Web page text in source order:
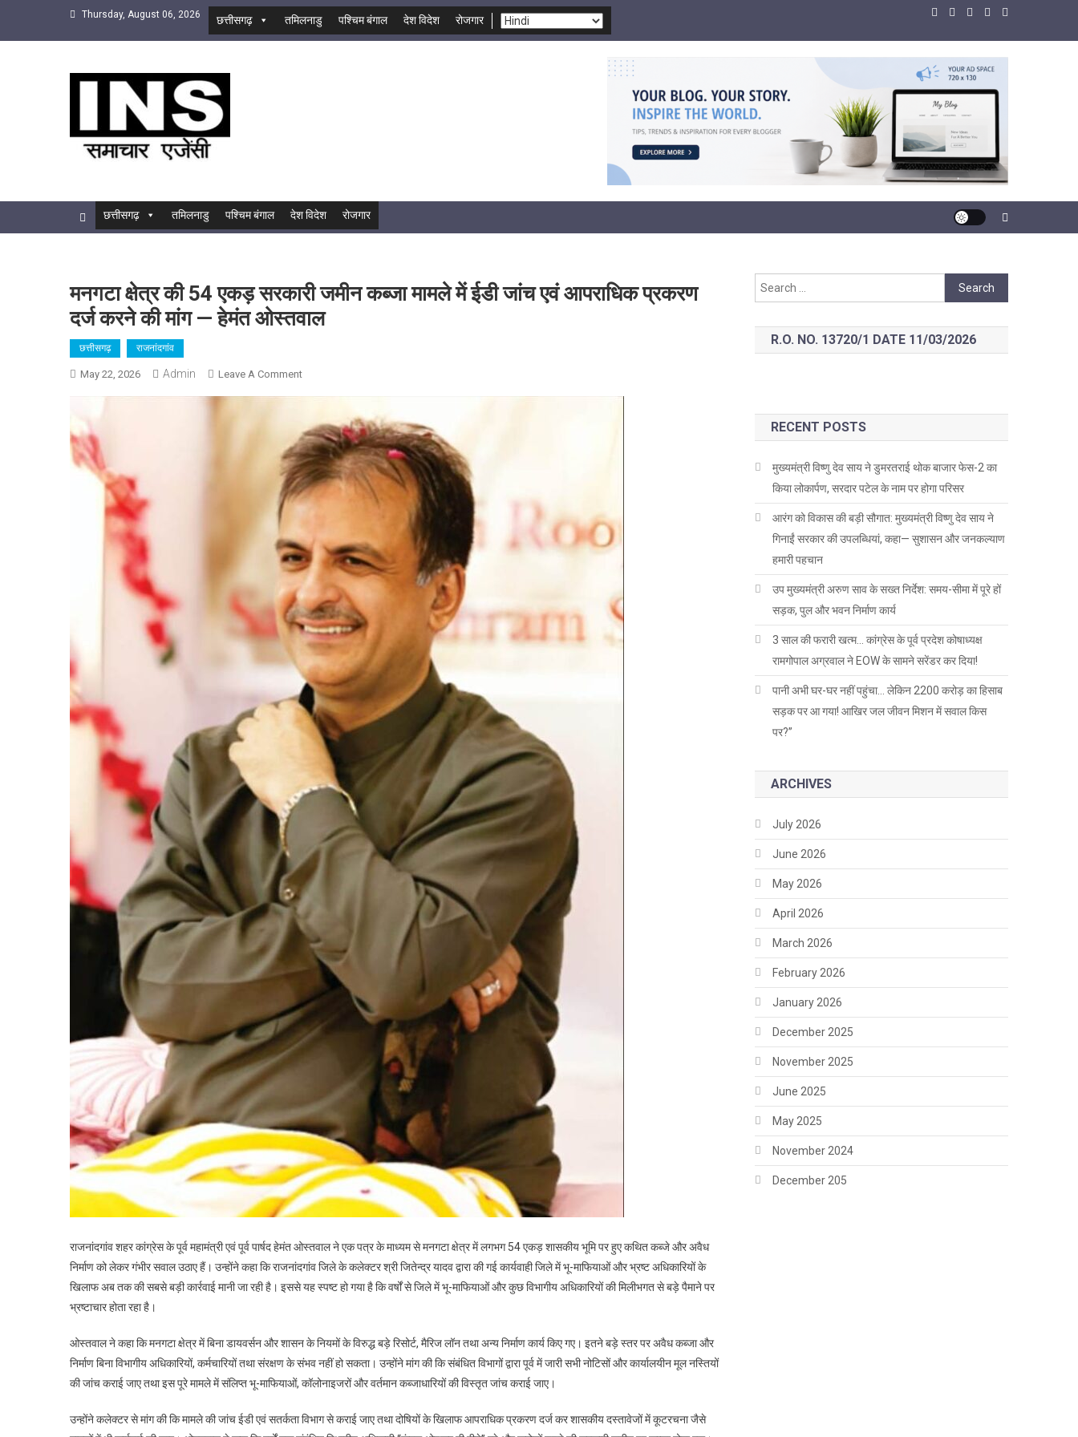
Thursday, August 06, 2026 छत्तीसगढ़ तमिलनाडु पश्चिम बंगाल देश विदेश रोजगार
छत्तीसगढ़ तमिलनाडु पश्चिम बंगाल देश विदेश रोजगार
मनगटा क्षेत्र की 54 एकड़ सरकारी जमीन कब्जा मामले में ईडी जांच एवं आपराधिक प्रकरण
दर्ज करने की मांग — हेमंत ओस्तवाल
छत्तीसगढ़ राजनांदगांव
May 22, 2026 Admin Leave A CommentOn
की
54
एकड़
सरकारी
जमीन
मामले
में
ईडी
जांच
एवं
आपराधिक
प्रकरण
दर्ज
करने
की
मांग
ओस्तवाल
राजनांदगांव शहर कांग्रेस के पूर्व महामंत्री एवं पूर्व पार्षद हेमंत ओस्तवाल ने एक पत्र के माध्यम से मनगटा क्षेत्र में लगभग 54 एकड़ शासकीय भूमि पर हुए कथित कब्जे और अवैध
निर्माण को लेकर गंभीर सवाल उठाए हैं। उन्होंने कहा कि राजनांदगांव जिले के कलेक्टर श्री जितेन्द्र यादव द्वारा की गई कार्यवाही जिले में भू-माफियाओं और भ्रष्ट अधिकारियों के
खिलाफ अब तक की सबसे बड़ी कार्रवाई मानी जा रही है। इससे यह स्पष्ट हो गया है कि वर्षों से जिले में भू-माफियाओं और कुछ विभागीय अधिकारियों की मिलीभगत से बड़े पैमाने पर
भ्रष्टाचार होता रहा है।
ओस्तवाल ने कहा कि मनगटा क्षेत्र में बिना डायवर्सन और शासन के नियमों के विरुद्ध बड़े रिसोर्ट, मैरिज लॉन तथा अन्य निर्माण कार्य किए गए। इतने बड़े स्तर पर अवैध कब्जा और
निर्माण बिना विभागीय अधिकारियों, कर्मचारियों तथा संरक्षण के संभव नहीं हो सकता। उन्होंने मांग की कि संबंधित विभागों द्वारा पूर्व में जारी सभी नोटिसों और कार्यालयीन मूल नस्तियों
की जांच कराई जाए तथा इस पूरे मामले में संलिप्त भू-माफियाओं, कॉलोनाइजरों और वर्तमान कब्जाधारियों की विस्तृत जांच कराई जाए।
उन्होंने कलेक्टर से मांग की कि मामले की जांच ईडी एवं सतर्कता विभाग से कराई जाए तथा दोषियों के खिलाफ आपराधिक प्रकरण दर्ज कर शासकीय दस्तावेजों में कूटरचना जैसे
Search
for:
R.O. NO. 13720/1 DATE 11/03/2026
RECENT POSTS
मुख्यमंत्री विष्णु देव साय ने डुमरतराई थोक बाजार फेस-2 का
किया लोकार्पण, सरदार पटेल के नाम पर होगा परिसर
आरंग को विकास की बड़ी सौगात: मुख्यमंत्री विष्णु देव साय ने
गिनाईं सरकार की उपलब्धियां, कहा— सुशासन और जनकल्याण
हमारी पहचान
उप मुख्यमंत्री अरुण साव के सख्त निर्देश: समय-सीमा में पूरे हों
सड़क, पुल और भवन निर्माण कार्य
3 साल की फरारी खत्म… कांग्रेस के पूर्व प्रदेश कोषाध्यक्ष
रामगोपाल अग्रवाल ने EOW के सामने सरेंडर कर दिया!
पानी अभी घर-घर नहीं पहुंचा… लेकिन 2200 करोड़ का हिसाब
सड़क पर आ गया! आखिर जल जीवन मिशन में सवाल किस
पर?”
ARCHIVES
July 2026
June 2026
May 2026
April 2026
March 2026
February 2026
January 2026
December 2025
November 2025
June 2025
May 2025
November 2024
December 205